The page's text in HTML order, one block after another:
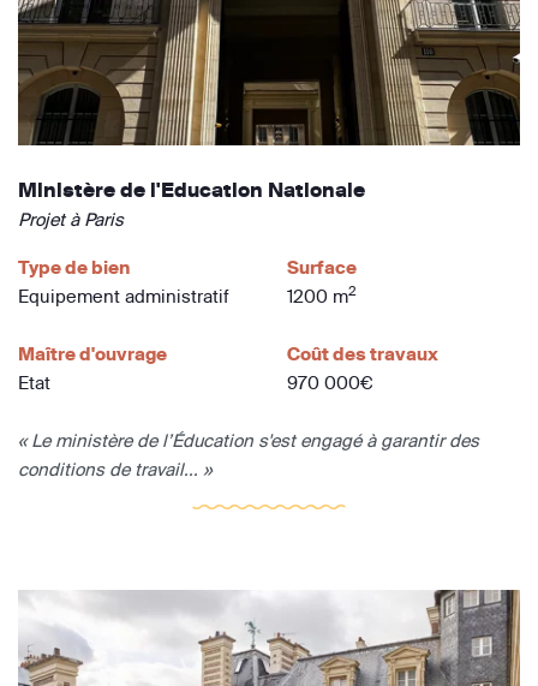
Ministère de l'Education Nationale
Projet à Paris
Type de bien
Equipement administratif
Surface
1200 m2
Maître d'ouvrage
Etat
Coût des travaux
970 000€
« Le ministère de l’Éducation s'est engagé à garantir des
conditions de travail... »